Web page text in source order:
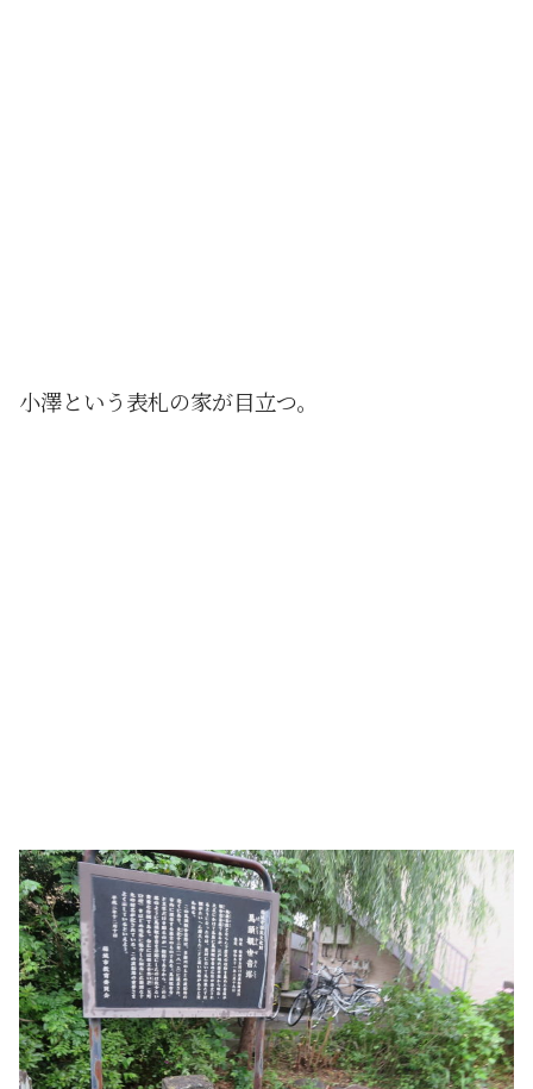
小澤という表札の家が目立つ。